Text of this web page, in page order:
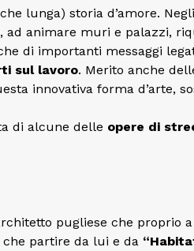
lunga) storia d’amore.
animare muri e palazzi,
di importanti messaggi
sul lavoro. Merito anche
innovativa forma d’arte,
di alcune delle opere di
pugliese che proprio
partire da lui e da